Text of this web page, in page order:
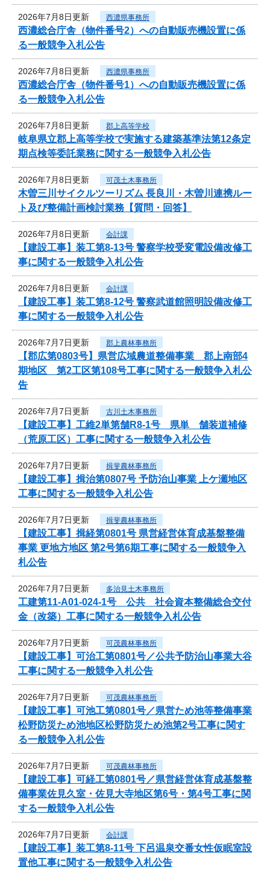
2026年7月8日更新 西濃県事務所
西濃総合庁舎（物件番号2）への自動販売機設置に係
る一般競争入札公告
2026年7月8日更新 西濃県事務所
西濃総合庁舎（物件番号1）への自動販売機設置に係
る一般競争入札公告
2026年7月8日更新 郡上高等学校
岐阜県立郡上高等学校で実施する建築基準法第12条定
期点検等委託業務に関する一般競争入札公告
2026年7月8日更新 可茂土木事務所
木曽三川サイクルツーリズム 長良川・木曽川連携ルー
ト及び整備計画検討業務【質問・回答】
2026年7月8日更新 会計課
【建設工事】装工第8-13号 警察学校受変電設備改修工
事に関する一般競争入札公告
2026年7月8日更新 会計課
【建設工事】装工第8-12号 警察武道館照明設備改修工
事に関する一般競争入札公告
2026年7月7日更新 郡上農林事務所
【郡広第0803号】県営広域農道整備事業 郡上南部4
期地区 第2工区第108号工事に関する一般競争入札公
告
2026年7月7日更新 古川土木事務所
【建設工事】工維2単第舗R8-1号 県単 舗装道補修
（荒原工区）工事に関する一般競争入札公告
2026年7月7日更新 揖斐農林事務所
【建設工事】揖治第0807号 予防治山事業 上ケ瀬地区
工事に関する一般競争入札公告
2026年7月7日更新 揖斐農林事務所
【建設工事】揖経第0801号 県営経営体育成基盤整備
事業 更地方地区 第2号第6期工事に関する一般競争入
札公告
2026年7月7日更新 多治見土木事務所
工建第11-A01-024-1号 公共 社会資本整備総合交付
金（改築）工事に関する一般競争入札公告
2026年7月7日更新 可茂農林事務所
【建設工事】可治工第0801号／公共予防治山事業大谷
工事に関する一般競争入札公告
2026年7月7日更新 可茂農林事務所
【建設工事】可池工第0801号／県営ため池等整備事業
松野防災ため池地区松野防災ため池第2号工事に関す
る一般競争入札公告
2026年7月7日更新 可茂農林事務所
【建設工事】可経工第0801号／県営経営体育成基盤整
備事業佐見久室・佐見大寺地区第6号・第4号工事に関
する一般競争入札公告
2026年7月7日更新 会計課
【建設工事】装工第8-11号 下呂温泉交番女性仮眠室設
置他工事に関する一般競争入札公告